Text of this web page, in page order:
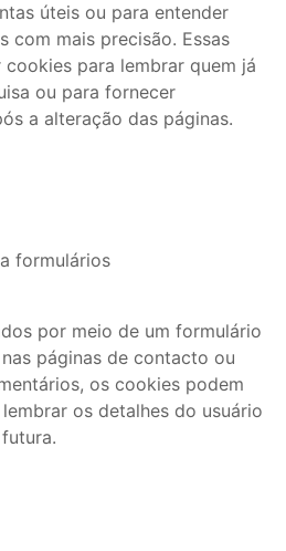
úteis ou para entender
com mais precisão. Essas
cookies para lembrar quem já
ou para fornecer
a alteração das páginas.
formulários
por meio de um formulário
páginas de contacto ou
os cookies podem
os detalhes do usuário